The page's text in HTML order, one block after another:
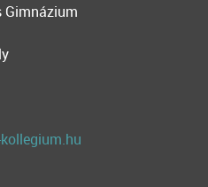
Gimnázium